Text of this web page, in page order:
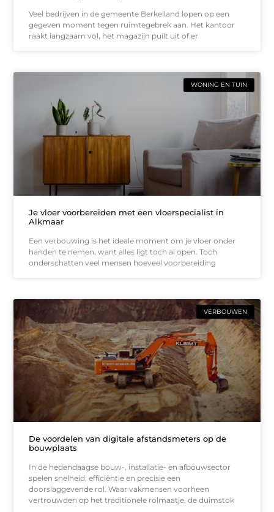
Veel bedrijven in de gemeente Berkelland lopen op een
gegeven moment tegen ruimtegebrek aan. Het kantoor
raakt langzaam vol, het magazijn puilt uit of er
WONING EN TUIN
Je vloer voorbereiden met een vloerspecialist in
Alkmaar
Een verbouwing is het ideale moment om je vloer onder
handen te nemen, want alles ligt toch al open. Toch
onderschatten veel mensen hoeveel voorbereiding
VERBOUWEN
De voordelen van digitale afstandsmeters op de
bouwplaats
In de hedendaagse bouw-, installatie- en afbouwsector
spelen snelheid, efficiëntie en precisie een
doorslaggevende rol. Waar vakmensen voorheen
vertrouwden op het traditionele rolmaatje, de duimstok